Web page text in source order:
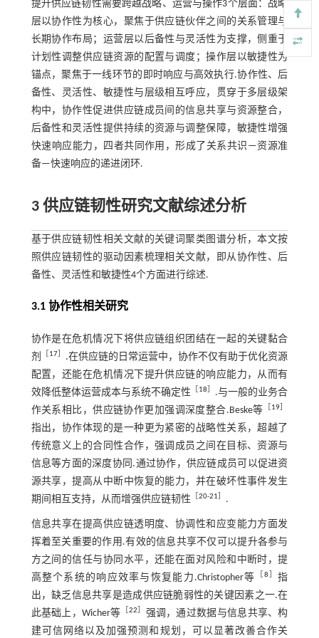
提升供应链韧性需要跨越战略、运营与操作3个层面：战略
层以协作性为核心，聚焦于供应链伙伴之间的关系管理与
长期协作布局；运营层以后备性与灵活性为支撑，侧重于
计划性调整供应链资源的配置与调度；操作层以敏捷性为
锚点，聚焦于一线环节的即时响应与高效执行.协作性、后
备性、灵活性、敏捷性与层级相互呼应，贯穿于多层级架
构中，协作性促进供应链成员间的信息共享与资源整合，
后备性和灵活性提供持续的资源与调整保障，敏捷性增强
快速响应能力，四者共同作用，形成了关系共识—资源准
备—快速响应的递进闭环.
3 供应链韧性研究文献综述分析
基于供应链韧性相关文献的关键词聚类图谱分析，本文按
照供应链韧性的驱动因素梳理相关文献，即从协作性、后
备性、灵活性和敏捷性4个方面进行综述.
3.1 协作性相关研究
协作是在危机情况下将供应链组织团结在一起的关键黏合
剂
17］
.在供应链的日常运营中，协作不仅有助于优化资源
配置，还能在危机情况下提升供应链的响应能力，从而有
效降低整体运营成本与系统不确定性
18
.与一般的业务合
作关系相比，供应链协作更加强调深度整合.Beske等
19］
指出，协作体现的是一种更为紧密的战略性关系，超越了
传统意义上的合同性合作，强调成员之间在目标、资源与
信息等方面的深度协同.通过协作，供应链成员可以促进资
源共享，提高从中断中恢复的能力，并在破坏性事件发生
期间相互支持，从而增强供应链韧性
20-21 .
信息共享在提高供应链透明度、协调性和应变能力方面发
挥着至关重要的作用.有效的信息共享不仅可以提升各参与
方之间的信任与协同水平，还能在面对风险和中断时，提
高整个系统的响应效率与恢复能力.Christopher等
8 ］指
出，缺乏信息共享是造成供应链脆弱性的关键因素之一.在
此基础上，Wicher等
22
强调，通过数据与信息共享、构
建可信网络以及加强预测和规划，可以显著改善合作关